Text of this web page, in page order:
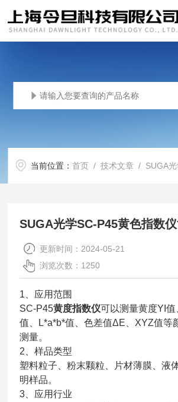
当前位置：首页 /技术文章 / SUGA光学
SUGA光学SC-P45黄色指数
更新时间：2024-05-21
浏览次数：1250
1、应用范围
SC-P45黄度指数仪可以测量黄度YI值
值、L*a*b*值、色差值ΔE、XYZ值等
测量。
2、样品类型
塑料粒子、粉末颗粒、片材薄膜、液
明样品。
3、应用行业